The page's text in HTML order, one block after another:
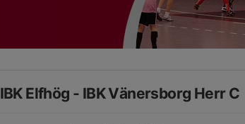
IBK Elfhög - IBK Vänersborg Herr C